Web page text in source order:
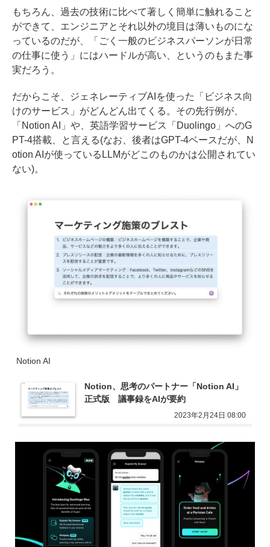
もちろん、過去の技術に比べて著しく簡単に触れること
ができて、エンジニアとそれ以外の境目は薄いものにな
っているのだが、「ごく一般のビジネスパーソンが日常
の仕事に使う」にはハードルが高い、というのもまた事
実だろう。
だからこそ、ジェネレーティブAIを使った「ビジネス向
けのサービス」がどんどん出てくる。その先行例が、
「Notion AI」や、英語学習サービス「Duolingo」へのG
PT-4搭載、と言える(なお、後者はGPT-4ベースだが、N
otion AIが使っているLLMがどこのものかは公開されてい
ない)。
Notion AI
Notion、思考のパートナー「Notion AI」
正式版　議事録をAIが要約
2023年2月24日 08:00